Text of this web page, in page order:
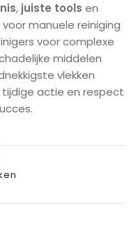
, juiste tools en
voor manuele reiniging
voor complexe
middelen
vlekken
actie en respect